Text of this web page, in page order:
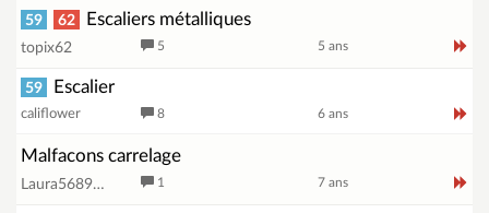
59 62 Escaliers métalliques
topix62 5 5 ans
59 Escalier
califlower 8 6 ans
Malfacons carrelage
Laura568901 1 7 ans